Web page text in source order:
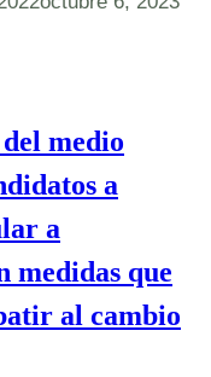
medio
a
a
medidas que
al cambio